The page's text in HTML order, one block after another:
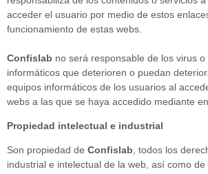
acceder el usuario por medio de estos
funcionamiento de estas webs.
Confislab no será responsable de los virus
informáticos que deterioren o puedan
equipos informáticos de los usuarios al
webs a las que se haya accedido mediante
Propiedad intelectual e industrial
Son propiedad de Confislab, todos los
industrial e intelectual de la web, así como